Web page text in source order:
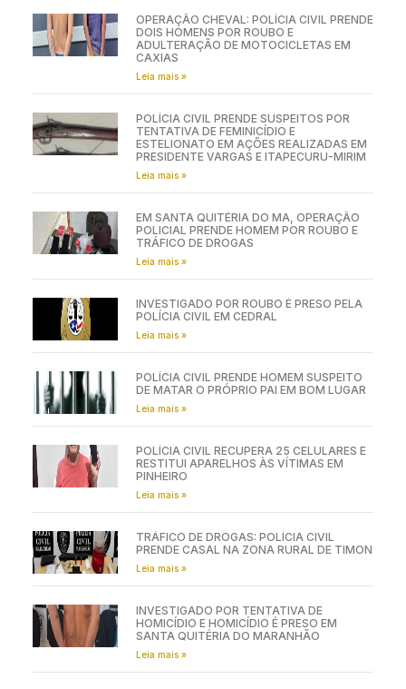
OPERAÇÃO CHEVAL: POLÍCIA CIVIL PRENDE
DOIS HOMENS POR ROUBO E
ADULTERAÇÃO DE MOTOCICLETAS EM
CAXIAS
Leia mais »
POLÍCIA CIVIL PRENDE SUSPEITOS POR
TENTATIVA DE FEMINICÍDIO E
ESTELIONATO EM AÇÕES REALIZADAS EM
PRESIDENTE VARGAS E ITAPECURU-MIRIM
Leia mais »
EM SANTA QUITÉRIA DO MA, OPERAÇÃO
POLICIAL PRENDE HOMEM POR ROUBO E
TRÁFICO DE DROGAS
Leia mais »
INVESTIGADO POR ROUBO É PRESO PELA
POLÍCIA CIVIL EM CEDRAL
Leia mais »
POLÍCIA CIVIL PRENDE HOMEM SUSPEITO
DE MATAR O PRÓPRIO PAI EM BOM LUGAR
Leia mais »
POLÍCIA CIVIL RECUPERA 25 CELULARES E
RESTITUI APARELHOS ÀS VÍTIMAS EM
PINHEIRO
Leia mais »
TRÁFICO DE DROGAS: POLÍCIA CIVIL
PRENDE CASAL NA ZONA RURAL DE TIMON
Leia mais »
INVESTIGADO POR TENTATIVA DE
HOMICÍDIO E HOMICÍDIO É PRESO EM
SANTA QUITÉRIA DO MARANHÃO
Leia mais »